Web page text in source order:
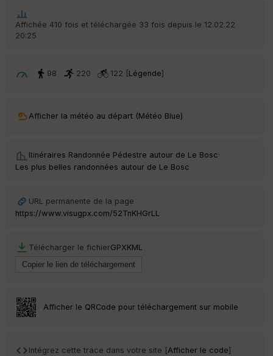
Affichée 410 fois et téléchargée 33 fois depuis le 12.02.22
20:25
98 220 122 [Légende]
Afficher la météo au départ (Météo Blue)
Itinéraires Randonnée Pédestre autour de Le Bosc·
Les plus belles randonnées autour de Le Bosc
URL permanente de la page
https://www.visugpx.com/52TnKHGrLL
Télécharger le fichierGPXKML
Afficher le QRCode pour téléchargement sur mobile
Intégrez cette trace dans votre site [Afficher le code]